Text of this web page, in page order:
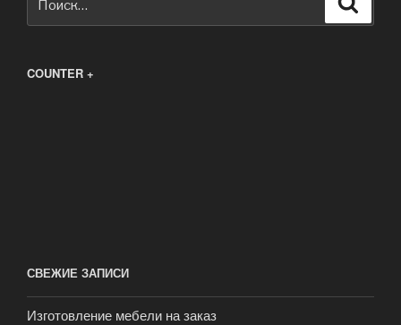
COUNTER +
СВЕЖИЕ ЗАПИСИ
Изготовление мебели на заказ